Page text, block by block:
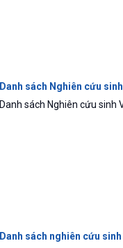
Danh sách Nghiên cứu
Danh sách Nghiên cứu sinh
Danh sách nghiên cứu